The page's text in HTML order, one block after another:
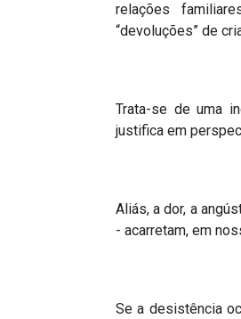
relações
“devoluções” de
Trata-se de uma
justifica em
Aliás, a dor, a
- acarretam, em
Se a desistência